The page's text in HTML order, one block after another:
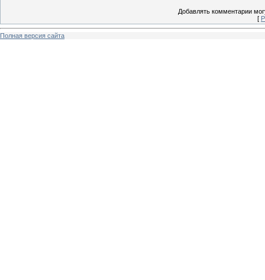
Добавлять комментарии
[
Полная версия сайта